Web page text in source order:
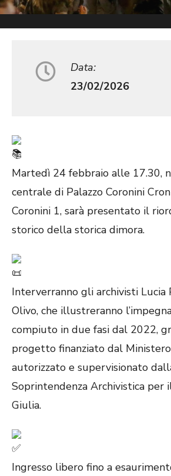
Data:
23/02/2026
Martedì 24 febbraio alle 17.30,
centrale di Palazzo Coronini
Coronini 1, sarà presentato il
storico della storica dimora.
Interverranno gli archivisti Lucia
Olivo, che illustreranno
compiuto in due fasi dal 2022,
progetto finanziato dal
autorizzato e supervisionato
Soprintendenza Archivistica per
Giulia.
Ingresso libero fino a